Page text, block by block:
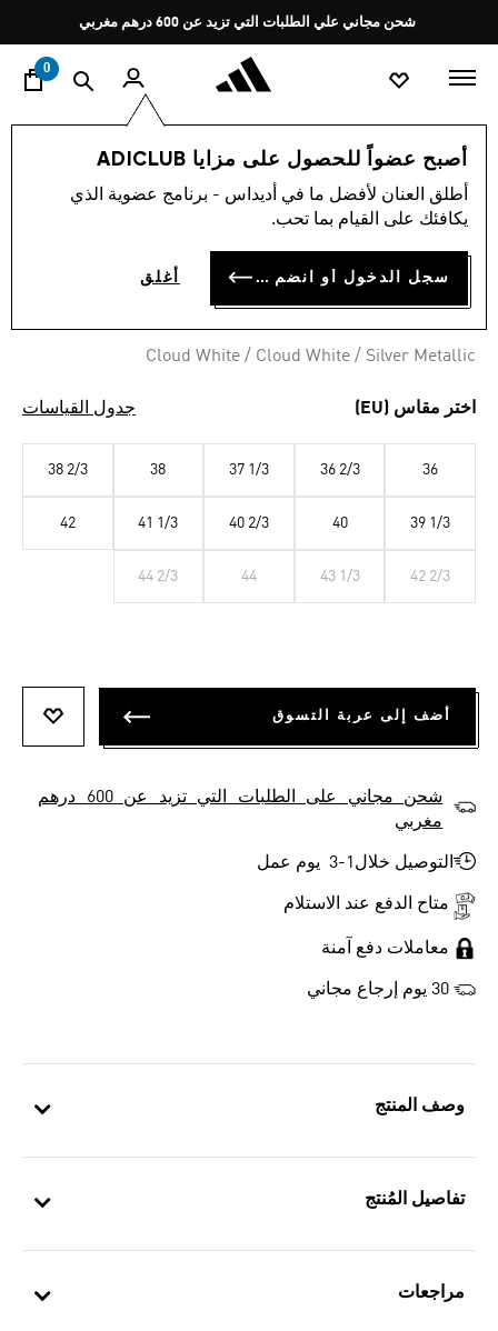
Pause
promotion
rotation
شحن مجاني علي الطلبات التي تزيد عن 600 درهم مغربي
0
أصبح عضواً للحصول على مزايا ADICLUB
أطلق العنان لأفضل ما في أديداس - برنامج عضوية الذي
يكافئك على القيام بما تحب.
سجل الدخول أو انضم الآن أغلق
وصف المنتج
تفاصيل المُنتج
مراجعات
النساء
حذاء التنس AVAFLASH 2
MAD 1,049.00
Cloud White / Cloud White / Silver Metallic
اختر مقاس (EU) جدول القياسات
36
36 2/3
37 1/3
38
38 2/3
39 1/3
40
40 2/3
41 1/3
42
42 2/3
43 1/3
44
44 2/3
أضف إلى عربة التسوق
شحن مجاني على الطلبات التي تزيد عن 600 درهم
مغربي
التوصيل خلال1-3 يوم عمل
متاح الدفع عند الاستلام
معاملات دفع آمنة